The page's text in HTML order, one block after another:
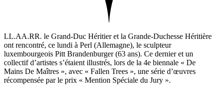
LL.AA.RR. le Grand-Duc Héritier et la Grande-Duchesse Héritière
ont rencontré, ce lundi à Perl (Allemagne), le sculpteur
luxembourgeois Pitt Brandenburger (63 ans). Ce dernier et un
collectif d’artistes s’étaient illustrés, lors de la 4e biennale « De
Mains De Maîtres », avec « Fallen Trees », une série d’œuvres
récompensée par le prix « Mention Spéciale du Jury ».